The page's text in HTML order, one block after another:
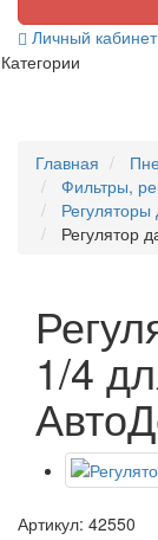
Личный кабинет
Категории
Главная
Фильтры,
Регуляторы
Регулятор
1/4
Артикул: 42550